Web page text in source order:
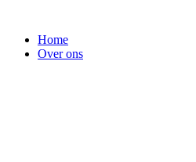
Home
Over ons